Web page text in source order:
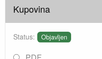
Kupovina
Status: Objavljen